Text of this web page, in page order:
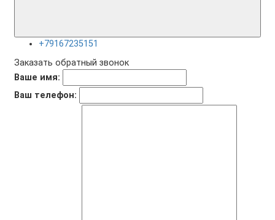
+79167235151
Заказать обратный звонок
Ваше имя:
Ваш телефон: